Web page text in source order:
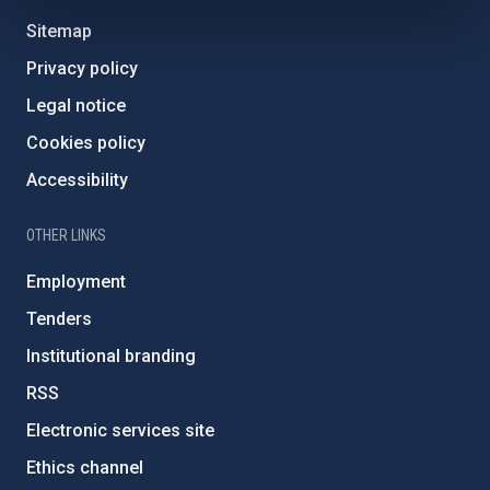
Sitemap
Privacy policy
Legal notice
Cookies policy
Accessibility
OTHER LINKS
Employment
Tenders
Institutional branding
RSS
Electronic services site
Ethics channel